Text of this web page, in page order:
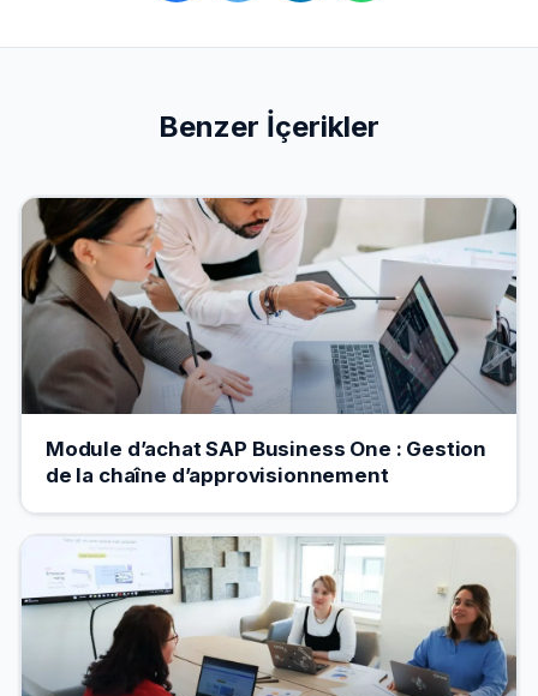
Benzer İçerikler
Module d’achat SAP Business One : Gestion
de la chaîne d’approvisionnement